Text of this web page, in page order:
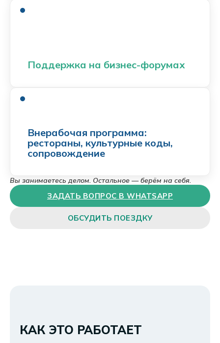
Поддержка на бизнес-форумах
Внерабочая программа:
рестораны, культурные коды,
сопровождение
Вы занимаетесь делом. Остальное — берём на себя.
ЗАДАТЬ ВОПРОС В WHATSAPP
ОБСУДИТЬ ПОЕЗДКУ
КАК ЭТО РАБОТАЕТ